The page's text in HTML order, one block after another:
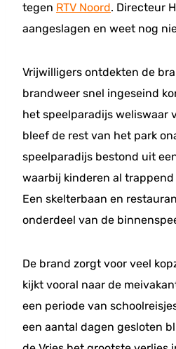
tegen RTV Noord. Directeur
aangeslagen en weet nog
Vrijwilligers ontdekten de
brandweer snel ingeseind
het speelparadijs weliswaar
bleef de rest van het park
speelparadijs bestond uit
waarbij kinderen al
Een skelterbaan en
onderdeel van de
De brand zorgt voor veel
kijkt vooral naar de
een periode van
een aantal dagen gesloten